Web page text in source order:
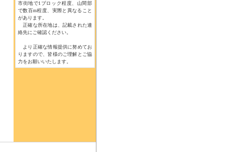
市街地で1ブロック程度、山間部
で数百m程度、実際と異なること
があります。
正確な所在地は、記載された連
絡先にご確認ください。
より正確な情報提供に努めてお
りますので、皆様のご理解とご協
力をお願いいたします。